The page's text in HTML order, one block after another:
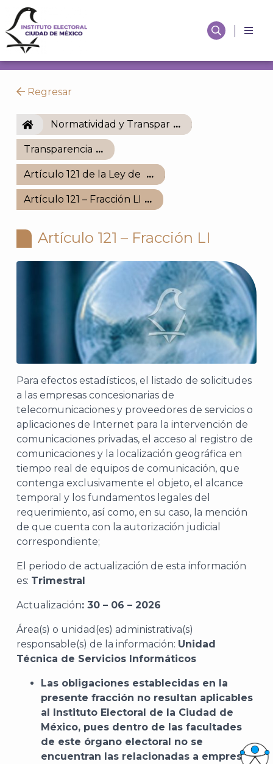
Regresar
IECMNormatividad y Transparencia
Transparencia
Artículo 121 de la Ley de Transparencia de la
Artículo 121 – Fracción LI
Artículo 121 – Fracción LI
Para efectos estadísticos, el listado de solicitudes
a las empresas concesionarias de
telecomunicaciones y proveedores de servicios o
aplicaciones de Internet para la intervención de
comunicaciones privadas, el acceso al registro de
comunicaciones y la localización geográfica en
tiempo real de equipos de comunicación, que
contenga exclusivamente el objeto, el alcance
temporal y los fundamentos legales del
requerimiento, así como, en su caso, la mención
de que cuenta con la autorización judicial
correspondiente;
El periodo de actualización de esta información
es: Trimestral
Actualización: 30 – 06 – 2026
Área(s) o unidad(es) administrativa(s)
responsable(s) de la información: Unidad
Técnica de Servicios Informáticos
Las obligaciones establecidas en la
presente fracción no resultan aplicables
al Instituto Electoral de la Ciudad de
México, pues dentro de las facultades
de este órgano electoral no se
encuentran las relacionadas a empresas